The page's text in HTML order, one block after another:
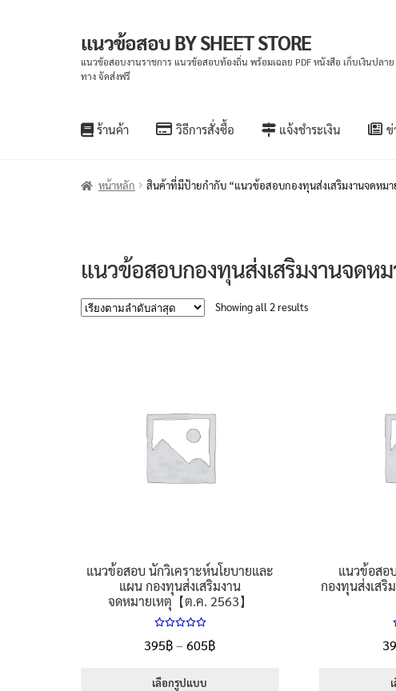
Skip
to
navigation
Skip
to
content
แนวข้อสอบ BY SHEET STORE
แนวข้อสอบงานราชการ แนวข้อสอบท้องถิ่น พร้อมเฉลย PDF หนังสือ เก็บเงินปลาย
ทาง จัดส่งฟรี
ร้านค้า วิธีการสั่งซื้อ แจ้งชำระเงิน ข่
หน้าหลัก สินค้าที่มีป้ายกำกับ “แนวข้อสอบกองทุนส่งเสริมงานจดหมา
แนวข้อสอบกองทุนส่งเสริมงานจดห
Showing all 2 resultsSorted
แนวข้อสอบ นักวิเคราะห์นโยบายและ
แผน กองทุนส่งเสริมงาน
จดหมายเหตุ【ต.ค. 2563】
5.00
ตั้งแต่
395฿ – 605฿Price
เลือกรูปแบบ
แนวข้อสอ
กองทุนส่งเสริ